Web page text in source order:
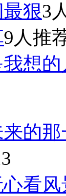
狠3
9人推
想的
的那
看风